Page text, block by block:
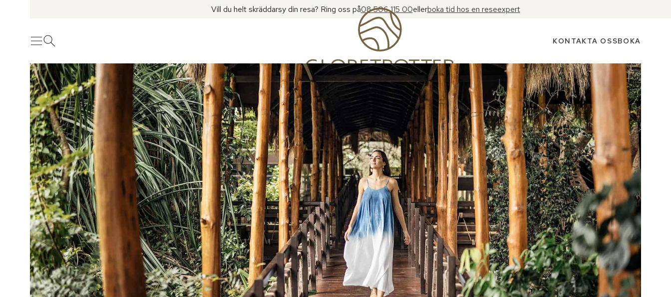
Vill du helt skräddarsy din resa? Ring oss på08 506 115 00ellerboka tid hos en reseexpert
MenyÖppna sök KONTAKTA OSSBOKA